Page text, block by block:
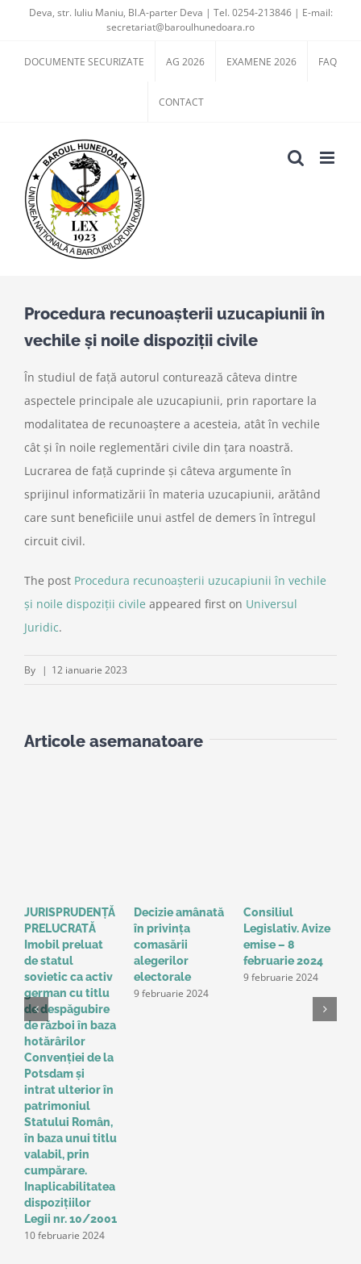
content
Deva, str. Iuliu Maniu, Bl.A-parter Deva | Tel. 0254-213846 | E-mail:
secretariat@baroulhunedoara.ro
DOCUMENTE SECURIZATE AG 2026 EXAMENE 2026 FAQ
CONTACT
Procedura recunoașterii uzucapiunii în
vechile și noile dispoziții civile
În studiul de față autorul conturează câteva dintre
aspectele principale ale uzucapiunii, prin raportare la
modalitatea de recunoaștere a acesteia, atât în vechile
cât și în noile reglementări civile din țara noastră.
Lucrarea de față cuprinde și câteva argumente în
sprijinul informatizării în materia uzucapiunii, arătând
care sunt beneficiile unui astfel de demers în întregul
circuit civil.
The post Procedura recunoașterii uzucapiunii în vechile
și noile dispoziții civile appeared first on Universul
Juridic.
By | 12 ianuarie 2023
Articole asemanatoare
JURISPRUDENȚĂ
PRELUCRATĂ
Imobil preluat
de statul
sovietic ca activ
german cu titlu
de despăgubire
de război în baza
hotărârilor
Convenţiei de la
Potsdam și
intrat ulterior în
patrimoniul
Statului Român,
în baza unui titlu
valabil, prin
cumpărare.
Inaplicabilitatea
dispozițiilor
Legii nr. 10/2001
10 februarie 2024
Decizie amânată
în privinţa
comasării
alegerilor
electorale
9 februarie 2024
Consiliul
Legislativ. Avize
emise – 8
februarie 2024
9 februarie 2024